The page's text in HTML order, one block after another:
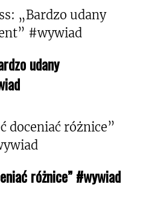
udany
różnice” #wywiad